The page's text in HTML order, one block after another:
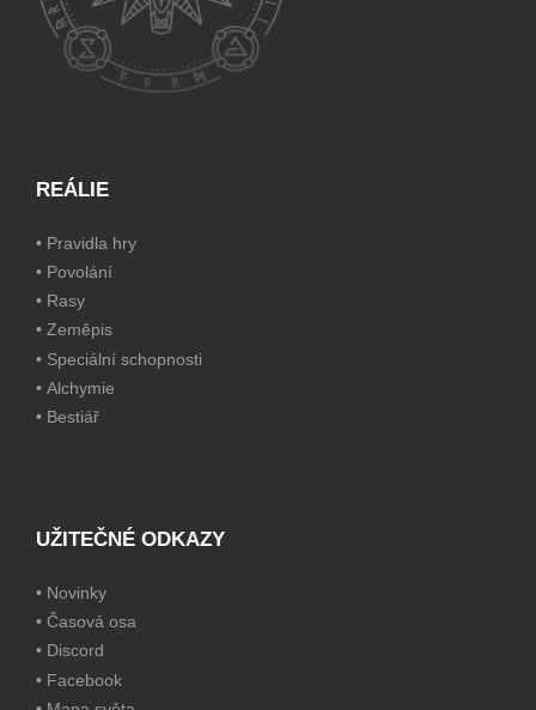
REÁLIE
• Pravidla hry
• Povolání
• Rasy
• Zeměpis
• Speciální schopnosti
• Alchymie
• Bestiář
UŽITEČNÉ ODKAZY
• Novinky
• Časová osa
• Discord
• Facebook